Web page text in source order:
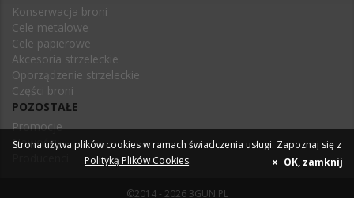
Konserwacja broni
Cele metalowe
Cele papierowe
Akcesoria strzeleckie
Oporządzenie strzeleckie
Części broni
POZOSTAŁE
Promocje
Nowości
©2014 - 2026 3GUN.PL
Strona używa plików cookies w ramach świadczenia usługi. Zapoznaj się z
Polityką Plików Cookies. OK, zamknij